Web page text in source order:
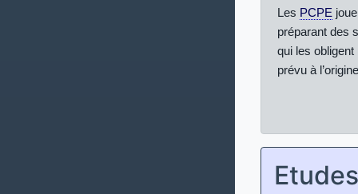
Les PCPE
préparant des
qui les obligent
prévu à
Etudes